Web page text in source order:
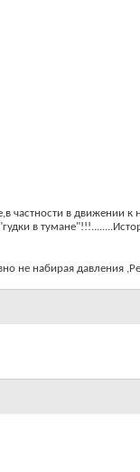
частности в
в
не набирая давления